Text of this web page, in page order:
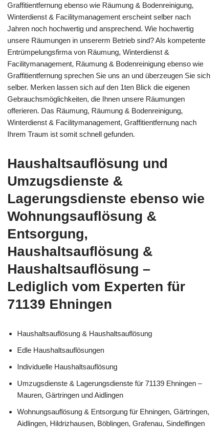
Graffitientfernung ebenso wie Räumung & Bodenreinigung,
Winterdienst & Facilitymanagement erscheint selber nach
Jahren noch hochwertig und ansprechend. Wie hochwertig
unsere Räumungen in unsererm Betrieb sind? Als kompetente
Entrümpelungsfirma von Räumung, Winterdienst &
Facilitymanagement, Räumung & Bodenreinigung ebenso wie
Graffitientfernung sprechen Sie uns an und überzeugen Sie sich
selber. Merken lassen sich auf den 1ten Blick die eigenen
Gebrauchsmöglichkeiten, die Ihnen unsere Räumungen
offerieren. Das Räumung, Räumung & Bodenreinigung,
Winterdienst & Facilitymanagement, Graffitientfernung nach
Ihrem Traum ist somit schnell gefunden.
Haushaltsauflösung und
Umzugsdienste &
Lagerungsdienste ebenso wie
Wohnungsauflösung &
Entsorgung,
Haushaltsauflösung &
Haushaltsauflösung –
Lediglich vom Experten für
71139 Ehningen
Haushaltsauflösung & Haushaltsauflösung
Edle Haushaltsauflösungen
Individuelle Haushaltsauflösung
Umzugsdienste & Lagerungsdienste für 71139 Ehningen –
Mauren, Gärtringen und Aidlingen
Wohnungsauflösung & Entsorgung für Ehningen, Gärtringen,
Aidlingen, Hildrizhausen, Böblingen, Grafenau, Sindelfingen